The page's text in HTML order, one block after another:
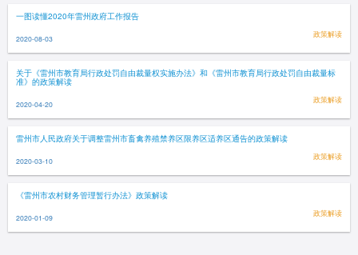
一图读懂2020年雷州政府工作报告
2020-08-03 政策解读
关于《雷州市教育局行政处罚自由裁量权实施办法》和《雷州市教育局行政处罚自由裁量标
准》的政策解读
2020-04-20 政策解读
雷州市人民政府关于调整雷州市畜禽养殖禁养区限养区适养区通告的政策解读
2020-03-10 政策解读
《雷州市农村财务管理暂行办法》政策解读
2020-01-09 政策解读